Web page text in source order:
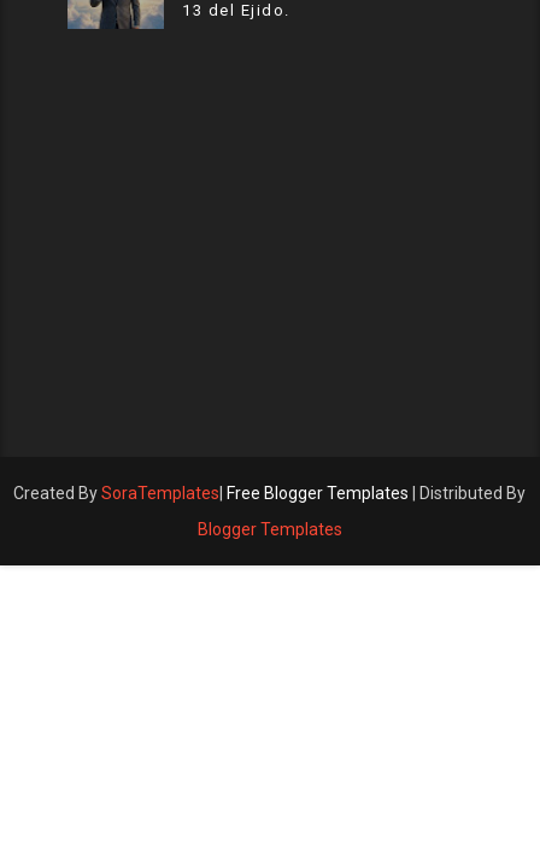
13 del Ejido.
Created BySoraTemplates Free Blogger Templates | Distributed By
Blogger Templates